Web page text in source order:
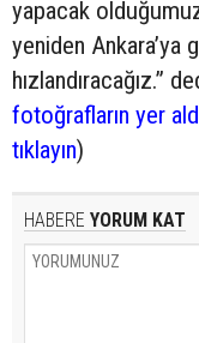
yapacak
yeniden Ankara’ya
hızlandıracağız.”
fotoğrafların yer
tıklayın)
HABERE YORUM KAT